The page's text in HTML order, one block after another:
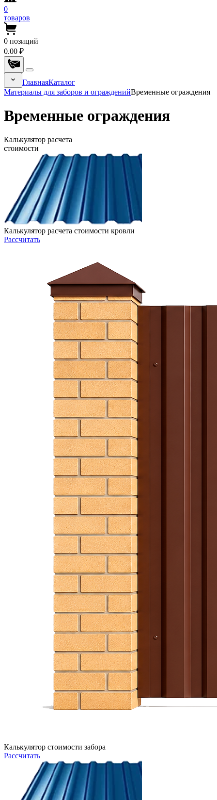
0
товаров
0 позиций
0.00 ₽
ГлавнаяКаталог
Материалы для заборов и огражденийВременные ограждения
Временные ограждения
Калькулятор расчета
стоимости
Калькулятор расчета стоимости кровли
Рассчитать
Калькулятор стоимости забора
Рассчитать